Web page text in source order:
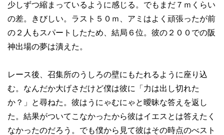
少しずつ縮まっているように感じる。でもまだ７ｍくらい
の差。きびしい。ラスト５０ｍ、アミはよく頑張ったが前
の２人もスパートしたため、結局６位。彼の２００での阪
神出場の夢は潰えた。
レース後、召集所のうしろの壁にもたれるように座り込
む。なんだか大げさだけど僕は彼に「力は出し切れた
か？」と尋ねた。彼はうにゃむにゃと曖昧な答えを返し
た。結果がついてこなかったから彼はイエスとは答えたく
なかったのだろう。でも僕から見て彼はその時点のべスト